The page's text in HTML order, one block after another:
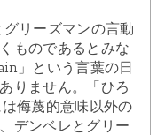
グリーズマンの言動
ものであるとみな
」という言葉の日
りません。「ひろ
侮蔑的意味以外の
デンベレとグリー